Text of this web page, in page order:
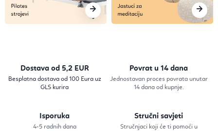
o
v
a
Dostava od 5,2 EUR
Besplatna dostava od 100 Eura uz
GLS kurira
Povrat u 14 dana
Jednostavan proces povrata unutar
14 dana od kupnje.
Isporuka
4-5 radnih dana
Stručni savjeti
Stručnjaci koji će ti pomoći u